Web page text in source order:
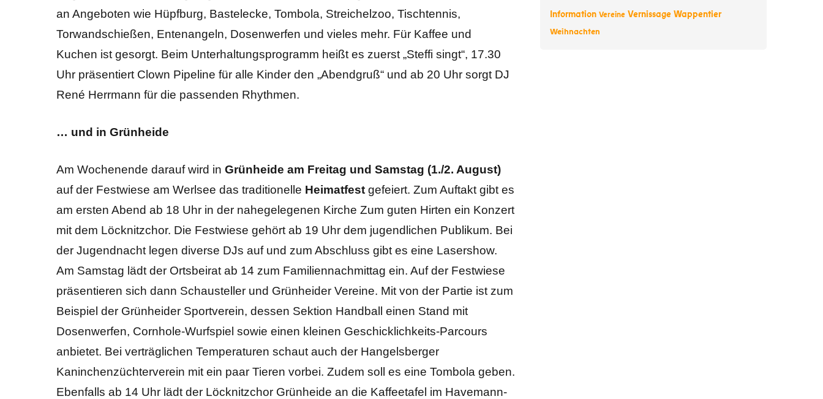
an Angeboten wie Hüpfburg, Bastelecke, Tombola, Streichelzoo, Tischtennis,
Torwandschießen, Entenangeln, Dosenwerfen und vieles mehr. Für Kaffee und
Kuchen ist gesorgt. Beim Unterhaltungsprogramm heißt es zuerst „Steffi singt“, 17.30
Uhr präsentiert Clown Pipeline für alle Kinder den „Abendgruß“ und ab 20 Uhr sorgt DJ
René Herrmann für die passenden Rhythmen.
… und in Grünheide
Am Wochenende darauf wird in Grünheide am Freitag und Samstag (1./2. August)
auf der Festwiese am Werlsee das traditionelle Heimatfest gefeiert. Zum Auftakt gibt es
am ersten Abend ab 18 Uhr in der nahegelegenen Kirche Zum guten Hirten ein Konzert
mit dem Löcknitzchor. Die Festwiese gehört ab 19 Uhr dem jugendlichen Publikum. Bei
der Jugendnacht legen diverse DJs auf und zum Abschluss gibt es eine Lasershow.
Am Samstag lädt der Ortsbeirat ab 14 zum Familiennachmittag ein. Auf der Festwiese
präsentieren sich dann Schausteller und Grünheider Vereine. Mit von der Partie ist zum
Beispiel der Grünheider Sportverein, dessen Sektion Handball einen Stand mit
Dosenwerfen, Cornhole-Wurfspiel sowie einen kleinen Geschicklichkeits-Parcours
anbietet. Bei verträglichen Temperaturen schaut auch der Hangelsberger
Kaninchenzüchterverein mit ein paar Tieren vorbei. Zudem soll es eine Tombola geben.
Ebenfalls ab 14 Uhr lädt der Löcknitzchor Grünheide an die Kaffeetafel im Havemann-
Information Vereine Vernissage Wappentier
Weihnachten